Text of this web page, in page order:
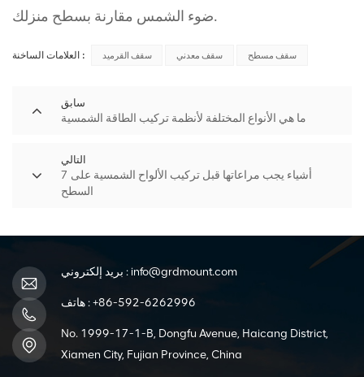
ضوء الشمس مقارنة بسطح منزلك.
العلامات الساخنة : سقف القرميد سقف معدني سقف مسطح
سابق
ما هي الأنواع المختلفة لأنظمة تركيب الطاقة الشمسية
التالي
7 أشياء يجب مراعاتها قبل تركيب الألواح الشمسية على
السطح
بريد إلكتروني : info@grdmount.com
هاتف :+86-592-6262996
No. 1999-17-1-B, Dongfu Avenue, Haicang District,
Xiamen City, Fujian Province, China